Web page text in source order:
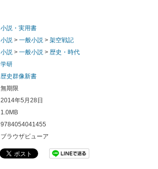
小説・実用書
小説 > 一般小説 > 架空戦記
小説 > 一般小説 > 歴史・時代
学研
歴史群像新書
無期限
2014年5月28日
1.0MB
9784054041455
ブラウザビューア